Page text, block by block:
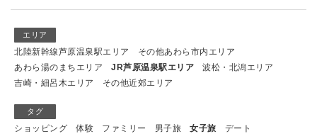
エリア
北陸新幹線芦原温泉駅エリア
その他あわら市内エリア
あわら湯のまちエリア
JR芦原温泉駅エリア
波松・北潟エリア
吉崎・細呂木エリア
その他近郊エリア
タグ
ショッピング 体験 ファミリー 男子旅 女子旅
デート